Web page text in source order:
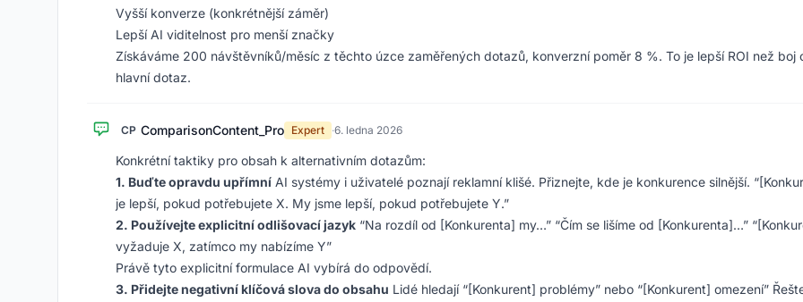
Vyšší konverze (konkrétnější záměr)
Lepší AI viditelnost pro menší značky
Získáváme 200 návštěvníků/měsíc z těchto úzce zaměřených dotazů, konverzní poměr 8 %. To je lepší ROI než boj
hlavní dotaz.
CP ComparisonContent_Pro Expert ·6. ledna 2026
Konkrétní taktiky pro obsah k alternativním dotazům:
1. Buďte opravdu upřímní AI systémy i uživatelé poznají reklamní klišé. Přiznejte, kde je konkurence silnější.
je lepší, pokud potřebujete X. My jsme lepší, pokud potřebujete Y.”
2. Používejte explicitní odlišovací jazyk “Na rozdíl od [Konkurenta] my…” “Čím se lišíme od [Konkurenta]…”
vyžaduje X, zatímco my nabízíme Y”
Právě tyto explicitní formulace AI vybírá do odpovědí.
3. Přidejte negativní klíčová slova do obsahu Lidé hledají “[Konkurent] problémy” nebo “[Konkurent] omezení”